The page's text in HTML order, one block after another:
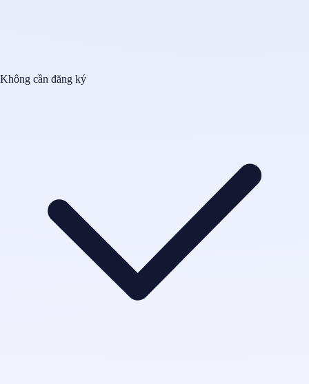
Không cần đăng ký